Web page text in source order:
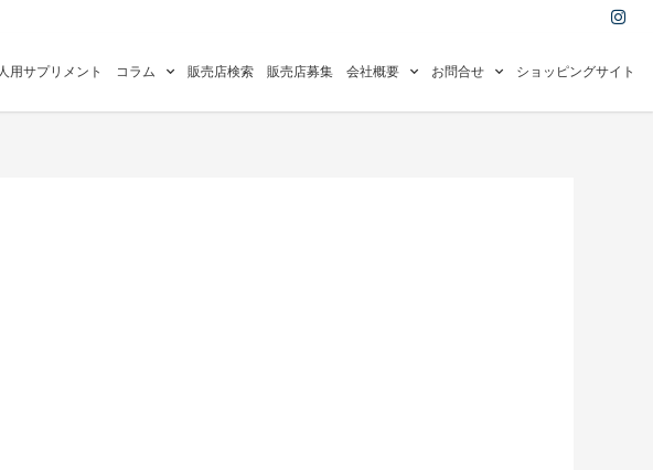
I
n
a
r
人用サプリメント コラム 販売店検索 販売店募集 会社概要 お問合せ ショッピングサイト